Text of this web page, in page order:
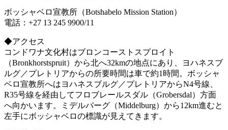
ボッシャベロ宣教所（Botshabelo Mission Station）
電話：+27 13 245 9900/11
◆アクセス
コンドワナ文化村はブロンコーストスプロイト
（Bronkhorstspruit）から北へ32kmの地点にあり、ヨハネスブ
ルグ／プレトリアからの所要時間は車で約1時間。ボッシャ
ベロ宣教所へはヨハネスブルグ／プレトリアからN4号線、
R35号線を経由してフロブレールスダル（Grobersdal）方面
へ向かいます。ミデルバーグ（Middelburg）から12km進むと
左手にボッシャベロの標識が見えてきます。